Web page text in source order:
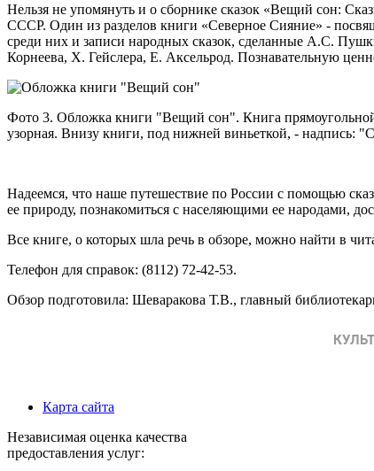
Нельзя не упомянуть и о сборнике сказок «Вещий сон:
СССР. Один из разделов книги «Северное Сияние» -
среди них и записи народных сказок, сделанные А.С.
Корнеева, Х. Гейслера, Е. Аксельрод. Познавательную
Фото 3. Обложка книги "Вещий сон". Книга
узорная. Внизу книги, под нижней виньеткой, - надпись:
Надеемся, что наше путешествие по России с помощью
ее природу, познакомиться с населяющими ее народами,
Все книге, о которых шла речь в обзоре, можно найти в
Телефон для справок: (8112) 72-42-53.
Обзор подготовила: Шеваракова Т.В., главный
Карта сайта
Независимая оценка качества
предоставления услуг: